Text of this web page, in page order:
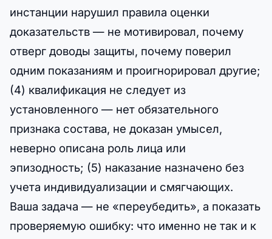
инстанции нарушил правила оценки
доказательств — не мотивировал, почему
отверг доводы защиты, почему поверил
одним показаниям и проигнорировал другие;
(4) квалификация не следует из
установленного — нет обязательного
признака состава, не доказан умысел,
неверно описана роль лица или
эпизодность; (5) наказание назначено без
учета индивидуализации и смягчающих.
Ваша задача — не «переубедить», а показать
проверяемую ошибку: что именно не так и к